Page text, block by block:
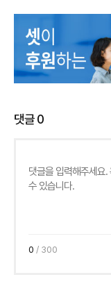
댓글0
0 / 300